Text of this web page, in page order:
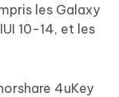
les Galaxy
10-14, et les
4uKey